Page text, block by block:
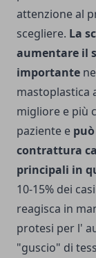
attenzione al
scegliere. La
aumentare il
importante
mastoplastica
migliore e più
paziente e
contrattura
principali in
10-15% dei
reagisca in
protesi per l'
"guscio" di